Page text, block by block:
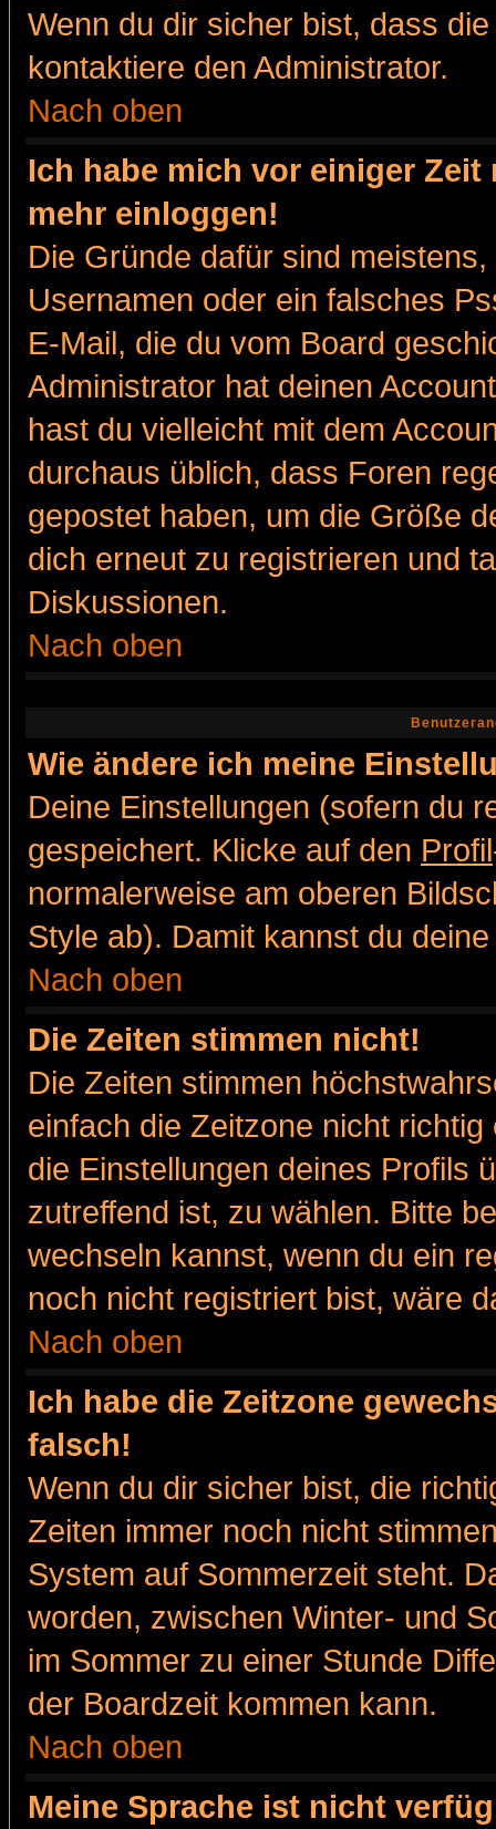
Wenn du dir sicher bist, dass
kontaktiere den Administrator.
Nach oben
Ich habe mich vor einiger
mehr einloggen!
Die Gründe dafür sind
Usernamen oder ein falsches
E-Mail, die du vom Board
Administrator hat deinen
hast du vielleicht mit dem
durchaus üblich, dass Foren
gepostet haben, um die Größe
dich erneut zu registrieren und
Diskussionen.
Nach oben
Wie ändere ich meine
Deine Einstellungen (sofern du
gespeichert. Klicke auf den Profil
normalerweise am oberen
Style ab). Damit kannst du
Nach oben
Die Zeiten stimmen nicht!
Die Zeiten stimmen
einfach die Zeitzone nicht
die Einstellungen deines Profils
zutreffend ist, zu wählen. Bitte
wechseln kannst, wenn du ein
noch nicht registriert bist, wäre
Nach oben
Ich habe die Zeitzone
falsch!
Wenn du dir sicher bist, die
Zeiten immer noch nicht
System auf Sommerzeit steht.
worden, zwischen Winter- und
im Sommer zu einer Stunde
der Boardzeit kommen kann.
Nach oben
Meine Sprache ist nicht